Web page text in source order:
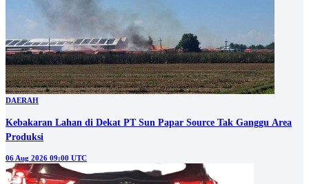
DAERAH
Kebakaran Lahan di Dekat PT Sun Papar Source Tak Ganggu Area
Produksi
06 Aug 2026 09:00 UTC